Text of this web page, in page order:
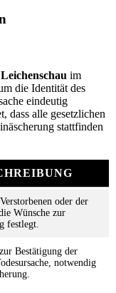
Leichenschau im
die Identität des
eindeutig
dass alle gesetzlichen
stattfinden
oder der
Wünsche zur
festlegt.
Bestätigung der
notwendig